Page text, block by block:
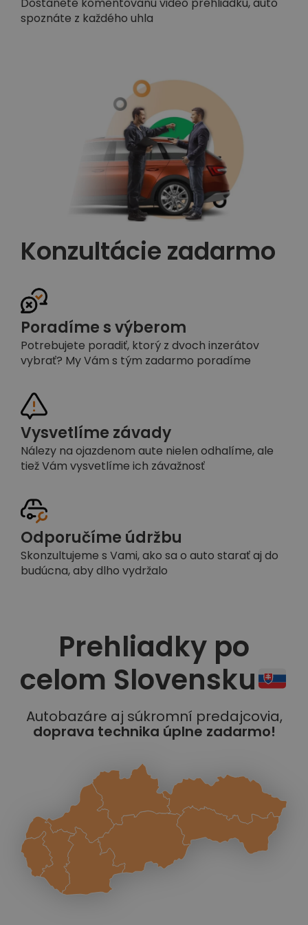
Dostanete komentovanú video prehliadku, auto
spoznáte z každého uhla
Konzultácie zadarmo
Poradíme s výberom
Potrebujete poradiť, ktorý z dvoch inzerátov
vybrať? My Vám s tým zadarmo poradíme
Vysvetlíme závady
Nálezy na ojazdenom aute nielen odhalíme, ale
tiež Vám vysvetlíme ich závažnosť
Odporučíme údržbu
Skonzultujeme s Vami, ako sa o auto starať aj do
budúcna, aby dlho vydržalo
Prehliadky po
celom Slovensku
Autobazáre aj súkromní predajcovia,
doprava technika úplne zadarmo!